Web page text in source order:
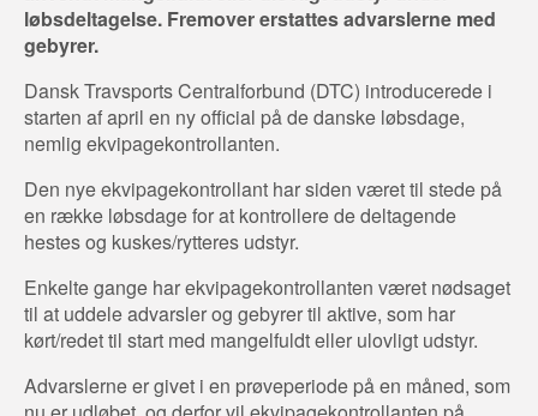
løbsdeltagelse. Fremover erstattes advarslerne med
gebyrer.
Dansk Travsports Centralforbund (DTC) introducerede i
starten af april en ny official på de danske løbsdage,
nemlig ekvipagekontrollanten.
Den nye ekvipagekontrollant har siden været til stede på
en række løbsdage for at kontrollere de deltagende
hestes og kuskes/rytteres udstyr.
Enkelte gange har ekvipagekontrollanten været nødsaget
til at uddele advarsler og gebyrer til aktive, som har
kørt/redet til start med mangelfuldt eller ulovligt udstyr.
Advarslerne er givet i en prøveperiode på en måned, som